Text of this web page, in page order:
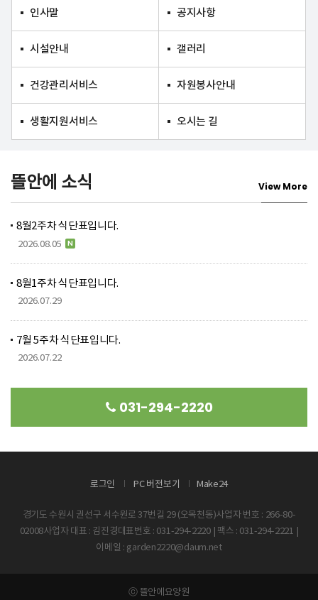
인사말 공지사항
시설안내 갤러리
건강관리서비스 자원봉사안내
생활지원서비스 오시는 길
뜰안에 소식 View More
8월2주차 식단표입니다.
2026.08.05 N
8월1주차 식단표입니다.
2026.07.29
7월 5주차 식단표입니다.
2026.07.22
031-294-2220
로그인 PC 버전보기 Make24
경기도 수원시 권선구 서수원로 37번길 29 (오목천동)사업자 번호 : 266-80-
02008사업자 대표 : 김진경대표번호 : 031-294-2220 | 팩스 : 031-294-2221 |
이메일 : garden2220@daum.net
ⓒ 뜰안에요양원